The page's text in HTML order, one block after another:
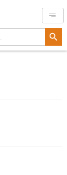
Botón De